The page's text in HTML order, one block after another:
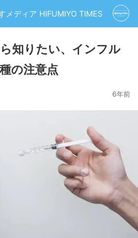
メディア HIFUMIYO TIMES
知りたい、インフル
の注意点
6年前